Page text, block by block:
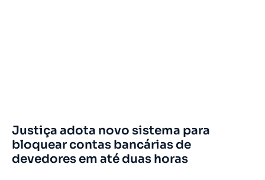
Justiça adota novo sistema para
bloquear contas bancárias de
devedores em até duas horas